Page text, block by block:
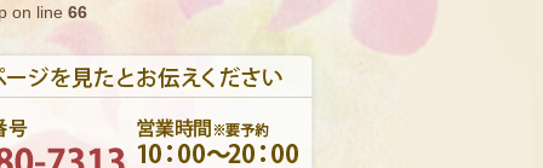
on line 66